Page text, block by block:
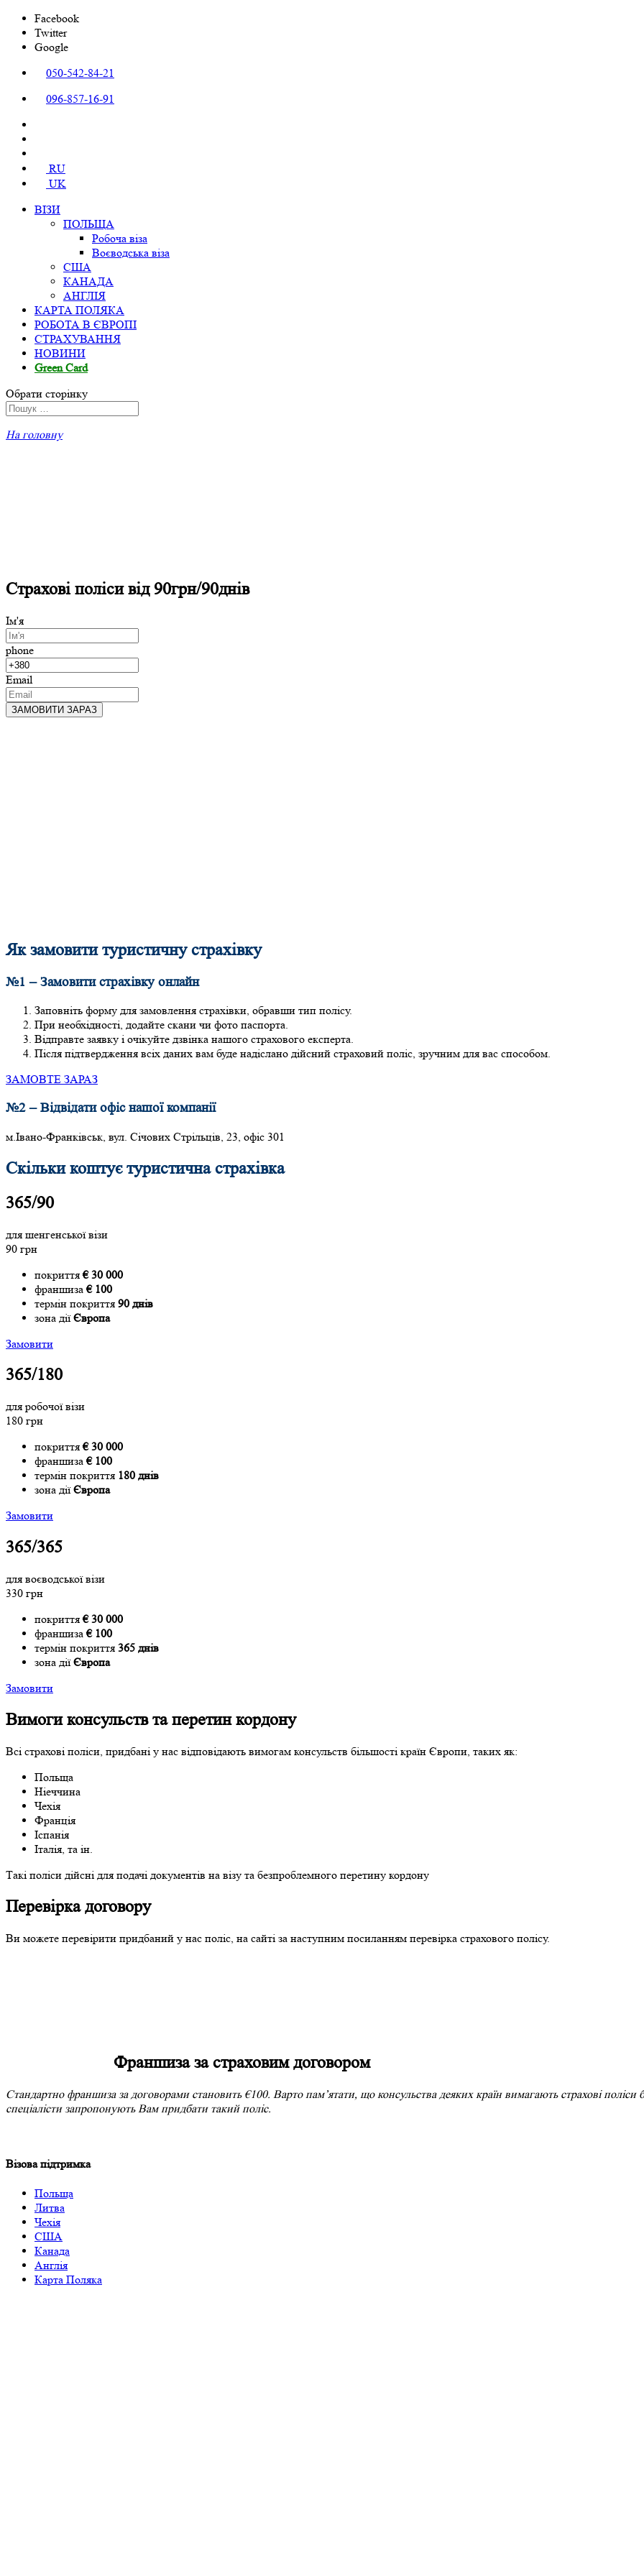
Facebook
Twitter
Google
050-542-84-21
096-857-16-91
RU
UK
ВІЗИ
ПОЛЬЩА
Робоча віза
Воєводська віза
США
КАНАДА
АНГЛІЯ
КАРТА ПОЛЯКА
РОБОТА В ЄВРОПІ
СТРАХУВАННЯ
НОВИНИ
Green Card
Обрати сторінку
На головну
Страхові поліси від 90грн/90днів
Ім'я
phone
Email
Як замовити туристичну страхівку
№1 – Замовити страхівку онлайн
Заповніть форму для замовлення страхівки, обравши тип полісу.
При необхідності, додайте скани чи фото паспорта.
Відправте заявку і очікуйте дзвінка нашого страхового експерта.
Після підтвердження всіх даних вам буде надіслано дійсний страховий поліс, зручним для вас способом.
ЗАМОВТЕ ЗАРАЗ
№2 – Відвідати офіс нашої компанії
м.Івано-Франківськ, вул. Січових Стрільців, 23, офіс 301
Скільки коштує туристична страхівка
365/90
для шенгенської візи
90 грн
покриття€ 30 000
франшиза€ 100
термін покриття 90 днів
зона діїЄвропа
Замовити
365/180
для робочої візи
180 грн
покриття€ 30 000
франшиза€ 100
термін покриття 180 днів
зона діїЄвропа
Замовити
365/365
для воєводської візи
330 грн
покриття€ 30 000
франшиза€ 100
термін покриття 365 днів
зона діїЄвропа
Замовити
Вимоги консульств та перетин кордону
Всі страхові поліси, придбані у нас відповідають вимогам консульств більшості країн Європи, таких як:
Польща
Ніеччина
Чехія
Франція
Іспанія
Італія, та ін.
Такі поліси дійсні для подачі документів на візу та безпроблемного перетину кордону
Перевірка договору
Ви можете перевірити придбаний у нас поліс, на сайті за наступним посиланням перевірка страхового полісу.
Франшиза за страховим договором
Стандартно франшиза за договорами становить €100. Варто пам’ятати, що консульства деяких країн вимагають страхові
спеціалісти запропонують Вам придбати такий поліс.
Візова підтримка
Польща
Литва
Чехія
США
Канада
Англія
Карта Поляка